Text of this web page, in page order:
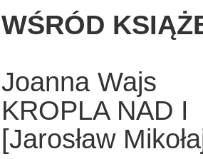
WŚRÓD
Joanna Wajs
KROPLA NAD I
[Jarosław